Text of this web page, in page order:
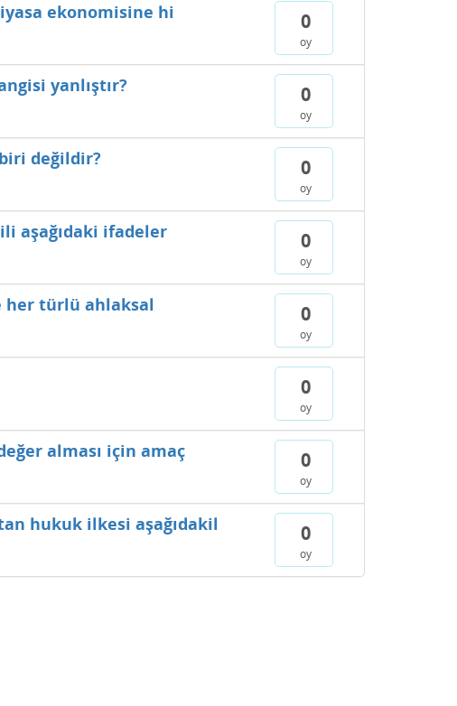
0
oy
ekonomisine hi
0
oy
yanlıştır?
0
oy
değildir?
0
oy
aşağıdaki ifadeler
0
oy
her türlü ahlaksal
0
oy
0
oy
alması için amaç
0
oy
hukuk ilkesi aşağıdakil